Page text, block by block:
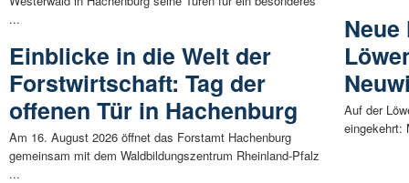
...
Einblicke in die Welt der
Forstwirtschaft: Tag der
offenen Tür in Hachenburg
Am 16. August 2026 öffnet das Forstamt Hachenburg
gemeinsam mit dem Waldbildungszentrum Rheinland-Pfalz
...
Auf der
eingekehrt: